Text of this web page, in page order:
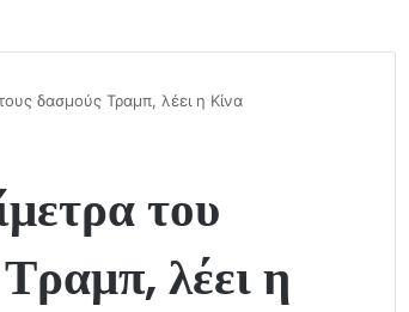
δασμούς Τραμπ, λέει η Κίνα
του
λέει η